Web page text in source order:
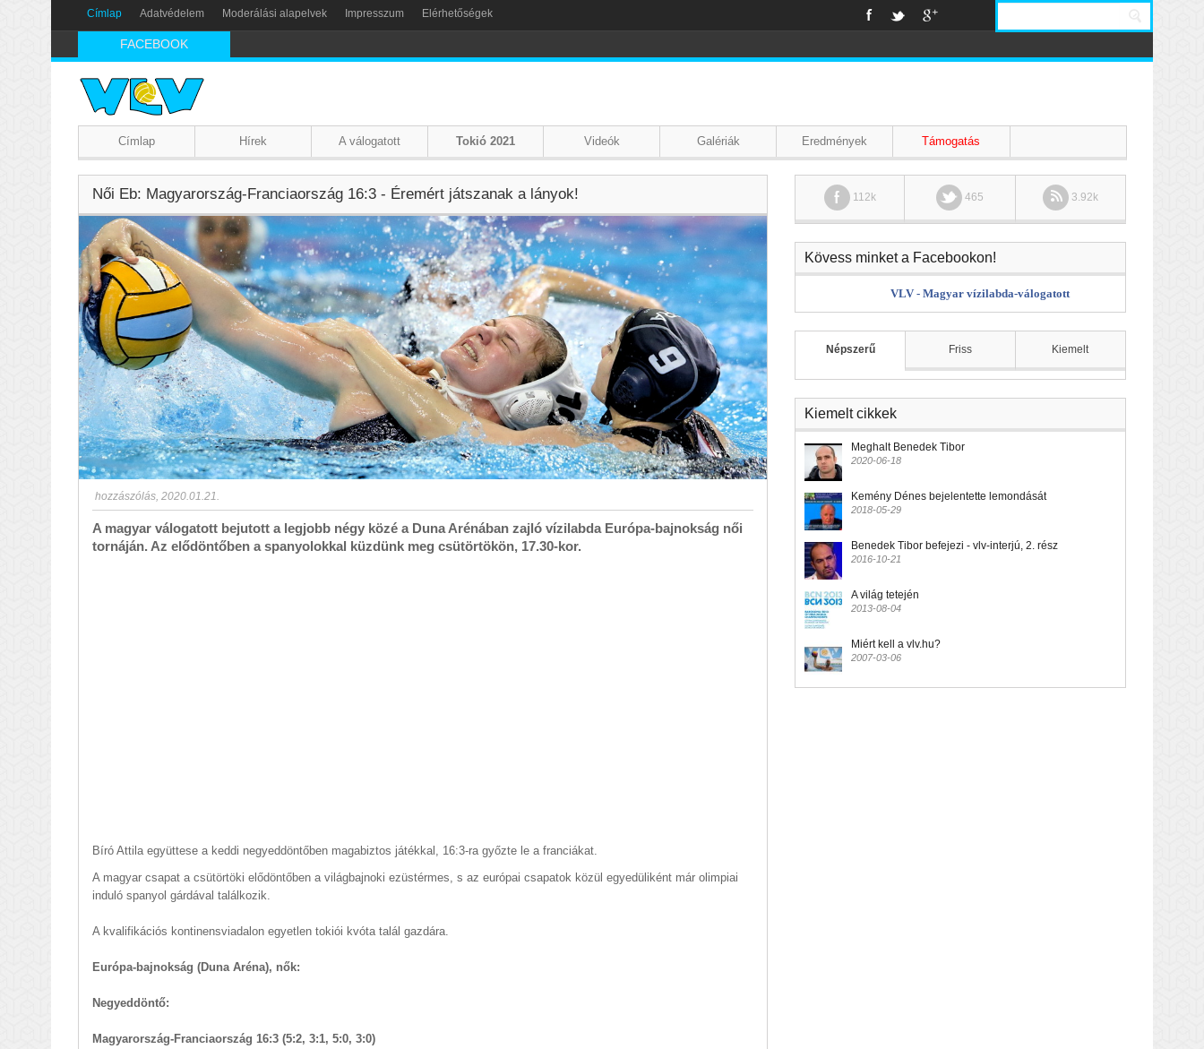
Címlap Adatvédelem Moderálási alapelvek Impresszum Elérhetőségek
FACEBOOK
Címlap Hírek A válogatott Tokió 2021 Videók Galériák Eredmények Támogatás
Női Eb: Magyarország-Franciaország 16:3 - Éremért játszanak a lányok!
hozzászólás, 2020.01.21.
A magyar válogatott bejutott a legjobb négy közé a Duna Arénában zajló vízilabda Európa-bajnokság női
tornáján. Az elődöntőben a spanyolokkal küzdünk meg csütörtökön, 17.30-kor.
Bíró Attila együttese a keddi negyeddöntőben magabiztos játékkal, 16:3-ra győzte le a franciákat.
A magyar csapat a csütörtöki elődöntőben a világbajnoki ezüstérmes, s az európai csapatok közül egyedüliként már olimpiai
induló spanyol gárdával találkozik.
A kvalifikációs kontinensviadalon egyetlen tokiói kvóta talál gazdára.
Európa-bajnokság (Duna Aréna), nők:
Negyeddöntő:
Magyarország-Franciaország 16:3 (5:2, 3:1, 5:0, 3:0)
112k 465 3.92k
Kövess minket a Facebookon!
VLV - Magyar vízilabda-válogatott
Népszerű Friss Kiemelt
Kiemelt cikkek
Meghalt Benedek Tibor
2020-06-18
Kemény Dénes bejelentette lemondását
2018-05-29
Benedek Tibor befejezi - vlv-interjú, 2. rész
2016-10-21
A világ tetején
2013-08-04
Miért kell a vlv.hu?
2007-03-06